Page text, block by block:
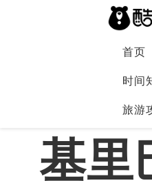
首页
时间
旅游
基
基里